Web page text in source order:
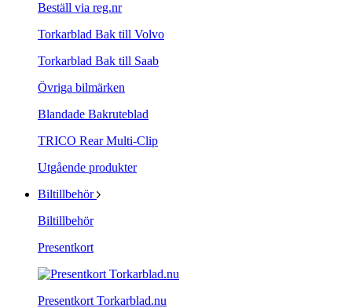
Beställ via reg.nr
Torkarblad Bak till Volvo
Torkarblad Bak till Saab
Övriga bilmärken
Blandade Bakruteblad
TRICO Rear Multi-Clip
Utgående produkter
Biltillbehör
Biltillbehör
Presentkort
Presentkort Torkarblad.nu